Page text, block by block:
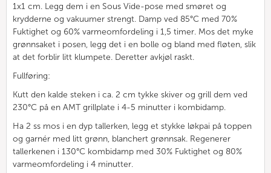
1x1 cm. Legg dem i en Sous Vide-pose med smøret og
krydderne og vakuumer strengt. Damp ved 85°C med 70%
Fuktighet og 60% varmeomfordeling i 1,5 timer. Mos det myke
grønnsaket i posen, legg det i en bolle og bland med fløten, slik
at det forblir litt klumpete. Deretter avkjøl raskt.
Fullføring:
Kutt den kalde steken i ca. 2 cm tykke skiver og grill dem ved
230°C på en AMT grillplate i 4-5 minutter i kombidamp.
Ha 2 ss mos i en dyp tallerken, legg et stykke løkpai på toppen
og garnér med litt grønn, blanchert grønnsak. Regenerer
tallerkenen i 130°C kombidamp med 30% Fuktighet og 80%
varmeomfordeling i 4 minutter.